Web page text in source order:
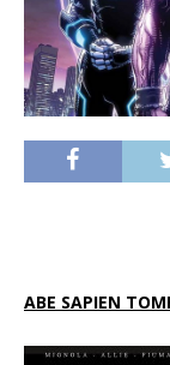
ABE SAPIEN